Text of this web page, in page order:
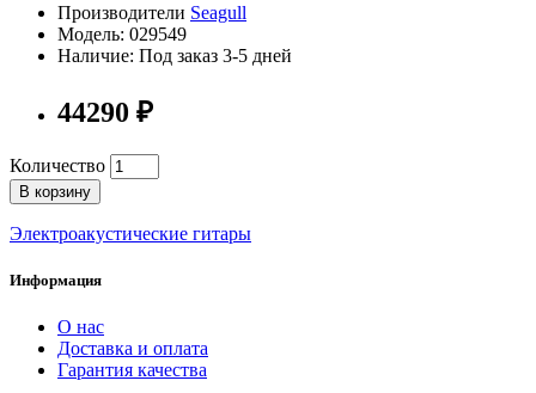
Производители Seagull
Модель: 029549
Наличие: Под заказ 3-5 дней
44290 ₽
Количество
В корзину
Электроакустические гитары
Информация
О нас
Доставка и оплата
Гарантия качества